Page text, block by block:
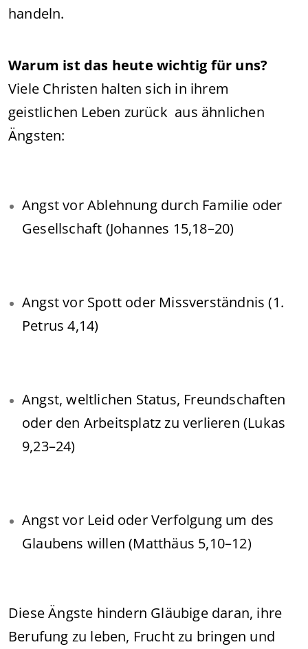
handeln.
Warum ist das heute wichtig für uns?
Viele Christen halten sich in ihrem
geistlichen Leben zurück aus ähnlichen
Ängsten:
Angst vor Ablehnung durch Familie oder
Gesellschaft (Johannes 15,18–20)
Angst vor Spott oder Missverständnis (1.
Petrus 4,14)
Angst, weltlichen Status, Freundschaften
oder den Arbeitsplatz zu verlieren (Lukas
9,23–24)
Angst vor Leid oder Verfolgung um des
Glaubens willen (Matthäus 5,10–12)
Diese Ängste hindern Gläubige daran, ihre
Berufung zu leben, Frucht zu bringen und